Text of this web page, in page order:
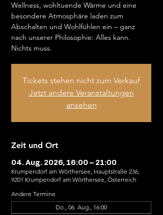
Wellness, wohltuende Wärme und eine
besondere Atmosphäre laden zum
Abschalten und Wohlfühlen ein – ganz
nach unserer Philosophie: Alles kann.
Nichts muss.
Tickets stehen nicht zum Verkauf
Jetzt andere Veranstaltungen
ansehen
Zeit und Ort
04. Aug. 2026, 16:00 – 21:00
Krumpendorf am Wörthersee, Hauptstraße 236,
9201 Krumpendorf am Wörthersee, Österreich
Andere Termine
Do., 06. Aug., 16:00